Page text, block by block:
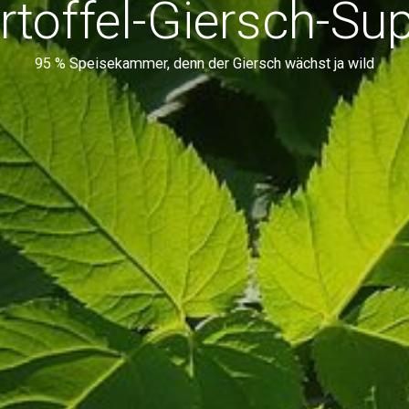
Giersch-
95 % Speisekammer, denn der Giersch wächst ja wild